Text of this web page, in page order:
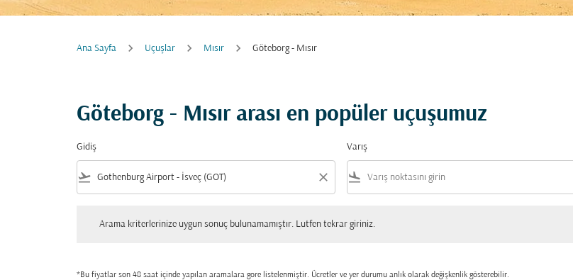
Ana Sayfa Uçuşlar Mısır Göteborg - Mısır
Göteborg - Mısır arası en popüler uçuşumuz
Gidiş
flight_takeoff close
Varış
flight_land
Arama kriterlerinize uygun sonuç bulunamamıştır. Lutfen tekrar giriniz.
*Bu fiyatlar son 48 saat içinde yapılan aramalara gore listelenmiştir. Ücretler ve yer durumu anlık olarak değişkenlik gösterebilir.